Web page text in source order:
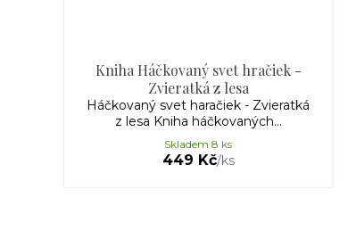
Kniha Háčkovaný svet hračiek -
Zvieratká z lesa
Háčkovaný svet haračiek - Zvieratká
z lesa Kniha háčkovaných...
449 Kč/ks
Skladem 8 ks